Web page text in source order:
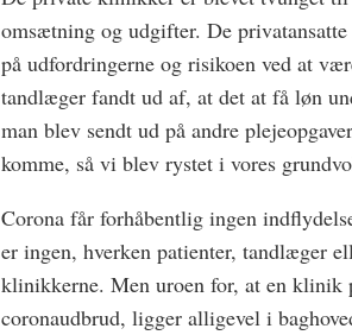
omsætning og udgifter. De
på udfordringerne og risikoen ved at
tandlæger fandt ud af, at det at få løn
man blev sendt ud på andre
komme, så vi blev rystet i vores
Corona får forhåbentlig ingen
er ingen, hverken patienter, tandlæger
klinikkerne. Men uroen for, at en klinik
coronaudbrud, ligger alligevel i